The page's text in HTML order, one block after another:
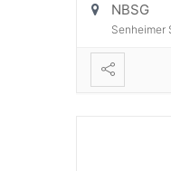
NBSG
Senheimer